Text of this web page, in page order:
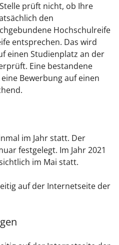
prüft nicht, ob Ihre
den
Hochschulreife
entsprechen. Das wird
einen Studienplatz an der
Eine bestandene
Bewerbung auf einen
im Jahr statt. Der
festgelegt. Im Jahr 2021
im Mai statt.
auf der Internetseite der